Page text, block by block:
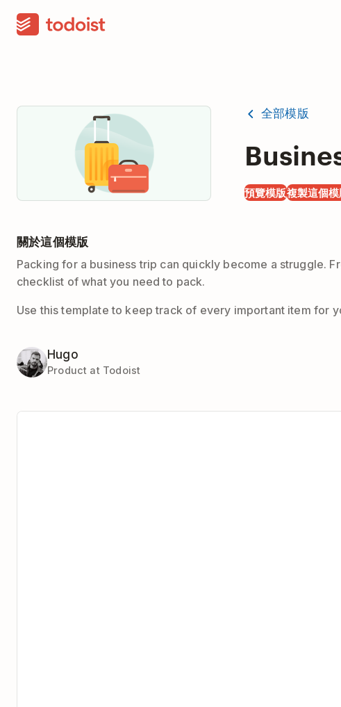
全部模版
預覽模版複製這個模
關於這個模版
Packing for a business trip can quickly become a struggle.
checklist of what you need to pack.
Use this template to keep track of every important item for
Hugo
Product at Todoist